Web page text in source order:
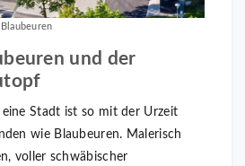
und der
eine Stadt ist so mit der Urzeit
wie Blaubeuren. Malerisch
voller schwäbischer